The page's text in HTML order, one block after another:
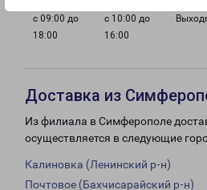
с 09:00 до
18:00
с 10:00 до
16:00
Доставка из
Из филиала в Симферополе
осуществляется в следующие
Калиновка (Ленинский р-н)
Почтовое (Бахчисарайский р-н)